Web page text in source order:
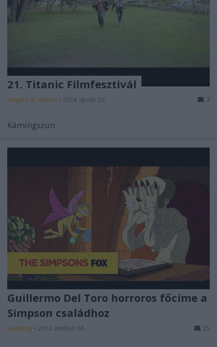
21. Titanic Filmfesztivál
Forgács W. András • 2014. április 05. 7
Kámingszún.
Guillermo Del Toro horroros főcíme a
Simpson családhoz
Geekblog • 2013. október 04. 25